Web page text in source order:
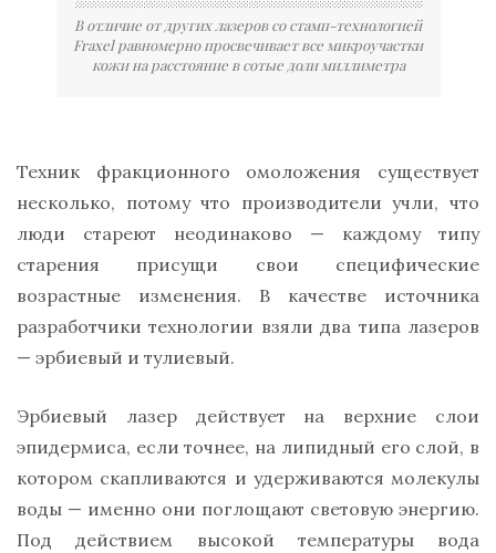
В отличие от других лазеров со стамп-технологией
Fraxel равномерно просвечивает все микроучастки
кожи на расстояние в сотые доли миллиметра
Техник фракционного омоложения существует
несколько, потому что производители учли, что
люди стареют неодинаково — каждому типу
старения присущи свои специфические
возрастные изменения. В качестве источника
разработчики технологии взяли два типа лазеров
— эрбиевый и тулиевый.
Эрбиевый лазер действует на верхние слои
эпидермиса, если точнее, на липидный его слой, в
котором скапливаются и удерживаются молекулы
воды — именно они поглощают световую энергию.
Под действием высокой температуры вода